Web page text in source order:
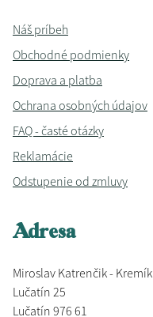
Náš príbeh
Obchodné podmienky
Doprava a platba
Ochrana osobných údajov
FAQ - časté otázky
Reklamácie
Odstupenie od zmluvy
Adresa
Miroslav Katrenčik - Kremík
Lučatín 25
Lučatín 976 61